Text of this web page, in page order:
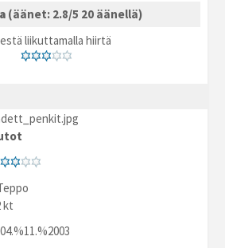
(äänet: 2.8/5 20 äänellä)
liikuttamalla hiirtä
kt